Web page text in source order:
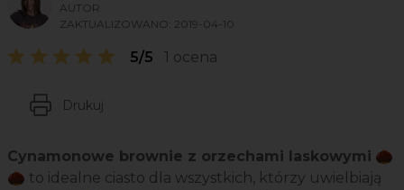
AUTOR
ZAKTUALIZOWANO: 2019-04-10
5/5 1 ocena
Drukuj
Cynamonowe brownie z orzechami laskowymi 🌰
🌰 to idealne ciasto dla wszystkich, którzy uwielbiają